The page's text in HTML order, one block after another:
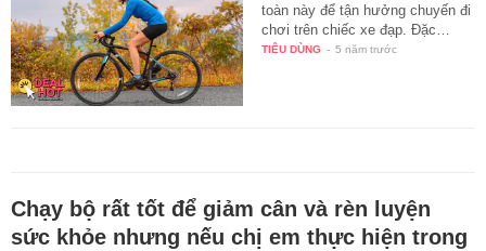
toàn này để tận hưởng chuyến đi
chơi trên chiếc xe đạp. Đặc…
TIÊU DÙNG - 5 năm trước
Chạy bộ rất tốt để giảm cân và rèn luyện
sức khỏe nhưng nếu chị em thực hiện trong